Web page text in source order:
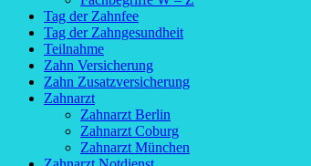
Tag der Zahnfee
Tag der Zahngesundheit
Teilnahme
Zahn Versicherung
Zahn Zusatzversicherung
Zahnarzt
Zahnarzt Berlin
Zahnarzt Coburg
Zahnarzt München